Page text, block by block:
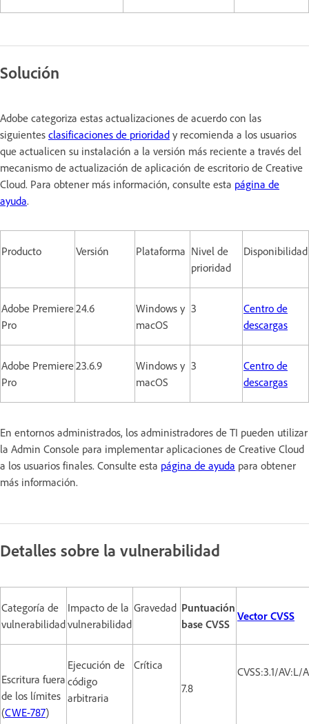
Solución
Adobe categoriza estas actualizaciones de acuerdo con las
siguientes clasificaciones de prioridad y recomienda a los usuarios
que actualicen su instalación a la versión más reciente a través del
mecanismo de actualización de aplicación de escritorio de Creative
Cloud. Para obtener más información, consulte esta página de
ayuda.
Producto Versión Plataforma Nivel de
prioridad
Disponibilidad
Adobe Premiere
Pro
24.6
Windows y
macOS
3
Centro de
descargas
Adobe Premiere
Pro
23.6.9
Windows y
macOS
3
Centro de
descargas
En entornos administrados, los administradores de TI pueden utilizar
la Admin Console para implementar aplicaciones de Creative Cloud
a los usuarios finales. Consulte esta página de ayuda para obtener
más información.
Detalles sobre la vulnerabilidad
Categoría de
vulnerabilidad
Impacto de la
vulnerabilidad
Gravedad Puntuación
base CVSS
Vector CVSS
Escritura fuera
de los límites
(CWE-787)
Ejecución de
código
arbitraria
Crítica
7.8
CVSS:3.1/